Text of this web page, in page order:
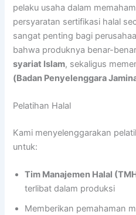
pelaku usaha dalam
persyaratan sertifikasi halal
sangat penting bagi
bahwa produknya benar-
syariat Islam, sekaligus
(Badan Penyelenggara
Pelatihan Halal
Kami menyelenggarakan
untuk:
Tim Manajemen Halal
terlibat dalam produksi
Memberikan pemahaman